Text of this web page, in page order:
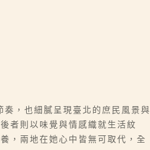
，也細膩呈現臺北的庶民風景與
者則以味覺與情感織就生活紋
，兩地在她心中皆無可取代，全